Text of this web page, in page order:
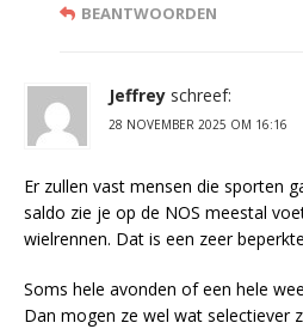
BEANTWOORDEN
Jeffrey schreef:
28 NOVEMBER 2025 OM 16:16
Er zullen vast mensen die sporten
saldo zie je op de NOS meestal
wielrennen. Dat is een zeer
Soms hele avonden of een hele
Dan mogen ze wel wat selectiever